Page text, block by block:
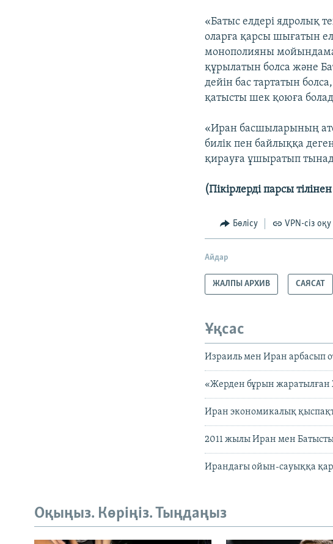
«Батыс елдері ядролық
оларға қарсы шығатын
монополияны
құрылатын болса және
дейін бас тартатын
қатысты шек қоюға
«Иран басшыларының
билік пен байлыққа
қирауға ұшыратып
(Пікірлерді парсы
Бөлісу VPN-сіз оқу
Айдар
ЖАЛПЫ АРХИВ САЯСАТ
Ұқсас
Израиль мен Иран арбасып
«Жерден бұрын
Иран экономикалық
2011 жылы Иран мен
Ирандағы ойын-сауыққа
Оқыңыз. Көріңіз. Тыңдаңыз